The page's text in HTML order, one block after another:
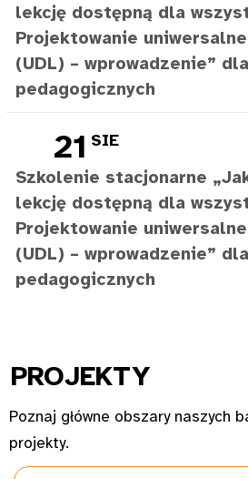
lekcję dostępną dla
Projektowanie
(UDL) – wprowadzenie”
pedagogicznych
21 SIE
Szkolenie stacjonarne
lekcję dostępną dla
Projektowanie
(UDL) – wprowadzenie”
pedagogicznych
PROJEKTY
Poznaj główne obszary naszych
projekty.